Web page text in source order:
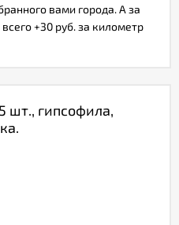
вами города. А за
+30 руб. за километр
шт., гипсофила,